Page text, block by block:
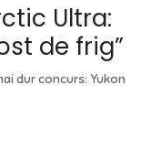
Ultra:
de frig”
dur concurs: Yukon